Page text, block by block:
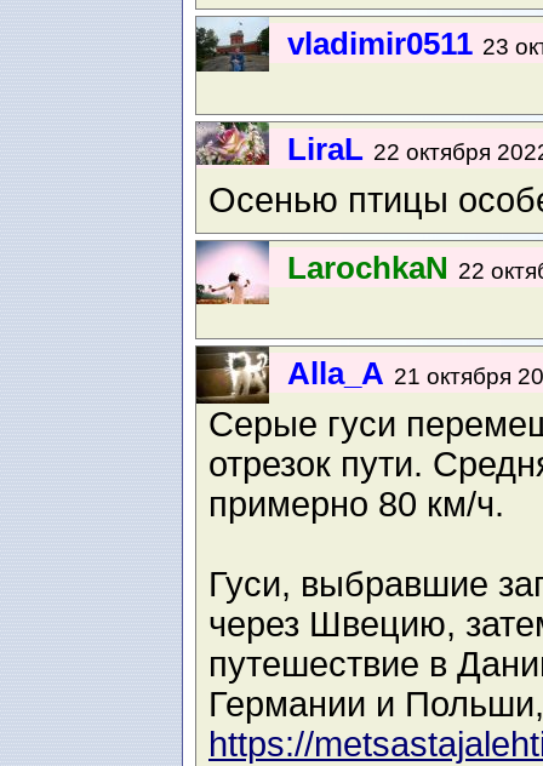
vladimir0511 23
LiraL 22 октября
Осенью птицы
LarochkaN 22
Alla_A 21 октября
Серые гуси
отрезок пути.
примерно 80 км/ч.
Гуси, выбравшие
через Швецию,
путешествие в
Германии и
https://